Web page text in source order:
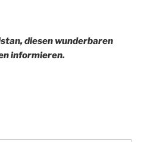
diesen wunderbaren
informieren.